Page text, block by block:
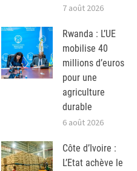
7 août 2026
Rwanda : L’UE
mobilise 40
millions d’euros
pour une
agriculture
durable
6 août 2026
Côte d’Ivoire :
L’Etat achève le